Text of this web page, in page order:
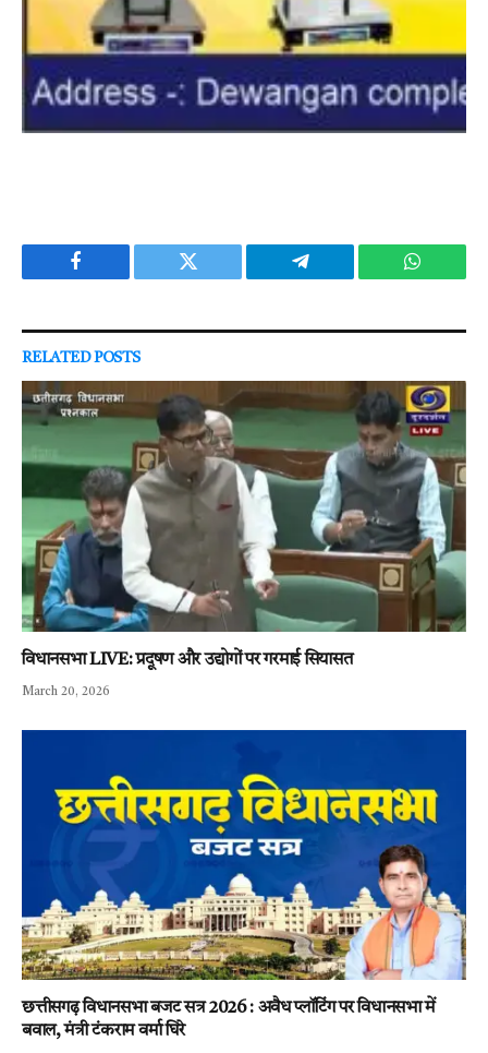
Facebook Twitter Telegram
RELATEDPOSTS
विधानसभा LIVE: प्रदूषण और उद्योगों पर गरमाई सियासत
March 20, 2026
छत्तीसगढ़ विधानसभा बजट सत्र 2026 : अवैध प्लॉटिंग पर विधानसभा में
बवाल, मंत्री टंकराम वर्मा घिरे